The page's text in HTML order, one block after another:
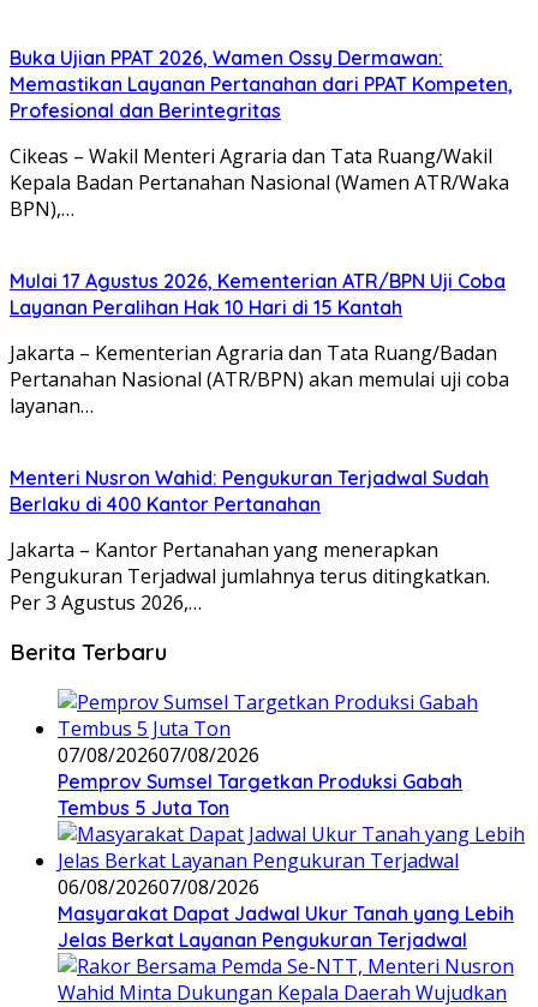
Buka Ujian PPAT 2026, Wamen Ossy Dermawan:
Memastikan Layanan Pertanahan dari PPAT Kompeten,
Profesional dan Berintegritas
Cikeas – Wakil Menteri Agraria dan Tata Ruang/Wakil
Kepala Badan Pertanahan Nasional (Wamen ATR/Waka
BPN),…
Mulai 17 Agustus 2026, Kementerian ATR/BPN Uji Coba
Layanan Peralihan Hak 10 Hari di 15 Kantah
Jakarta – Kementerian Agraria dan Tata Ruang/Badan
Pertanahan Nasional (ATR/BPN) akan memulai uji coba
layanan…
Menteri Nusron Wahid: Pengukuran Terjadwal Sudah
Berlaku di 400 Kantor Pertanahan
Jakarta – Kantor Pertanahan yang menerapkan
Pengukuran Terjadwal jumlahnya terus ditingkatkan.
Per 3 Agustus 2026,…
Berita Terbaru
07/08/202607/08/2026
Pemprov Sumsel Targetkan Produksi Gabah
Tembus 5 Juta Ton
06/08/202607/08/2026
Masyarakat Dapat Jadwal Ukur Tanah yang Lebih
Jelas Berkat Layanan Pengukuran Terjadwal